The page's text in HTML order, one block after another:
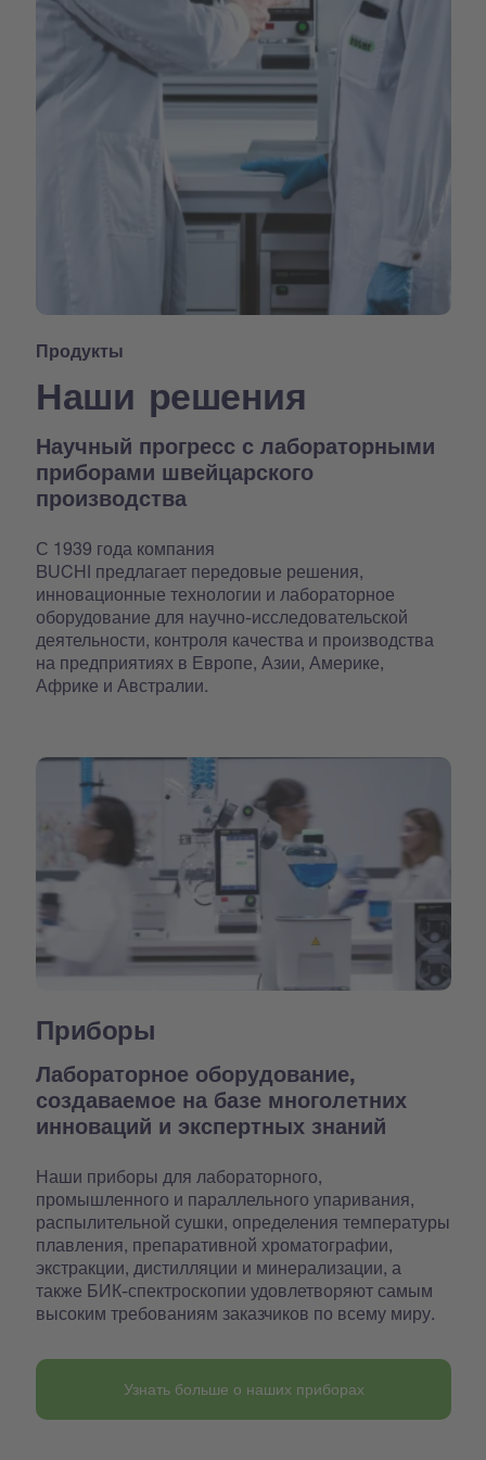
Продукты
Наши решения
Научный прогресс с лабораторными
приборами швейцарского
производства
С 1939 года компания
BUCHI предлагает передовые решения,
инновационные технологии и лабораторное
оборудование для научно-исследовательской
деятельности, контроля качества и производства
на предприятиях в Европе, Азии, Америке,
Африке и Австралии.
Приборы
Лабораторное оборудование,
создаваемое на базе многолетних
инноваций и экспертных знаний
Наши приборы для лабораторного,
промышленного и параллельного упаривания,
распылительной сушки, определения температуры
плавления, препаративной хроматографии,
экстракции, дистилляции и минерализации, а
также БИК-спектроскопии удовлетворяют самым
высоким требованиям заказчиков по всему миру.
Узнать больше о наших приборах